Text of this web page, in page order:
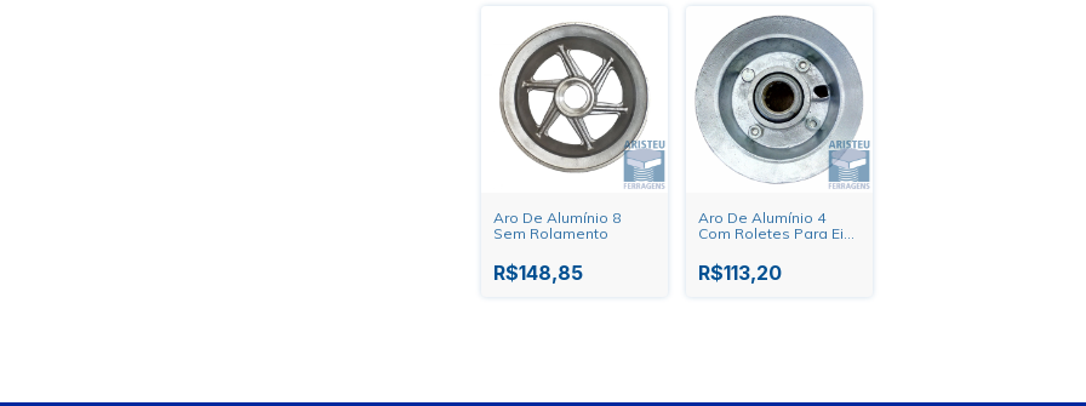
Aro De Alumínio 8
Sem Rolamento
R$148,85
Aro De Alumínio 4
Com Roletes Para Eixo
R$113,20